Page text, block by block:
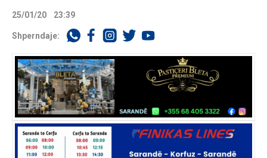
25/01/20 23:39
Shperndaje: